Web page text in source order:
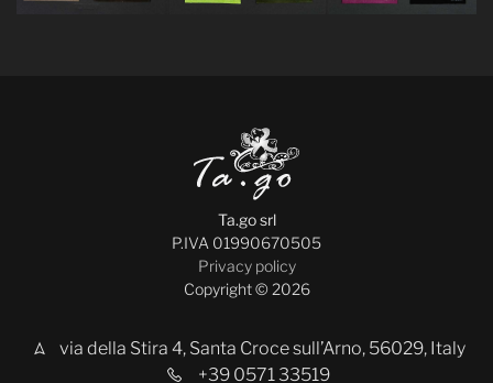
Ta.go srl
P.IVA 01990670505
Privacy policy
Copyright © 2026
via della Stira 4, Santa Croce sull’Arno, 56029, Italy
+39 0571 33519